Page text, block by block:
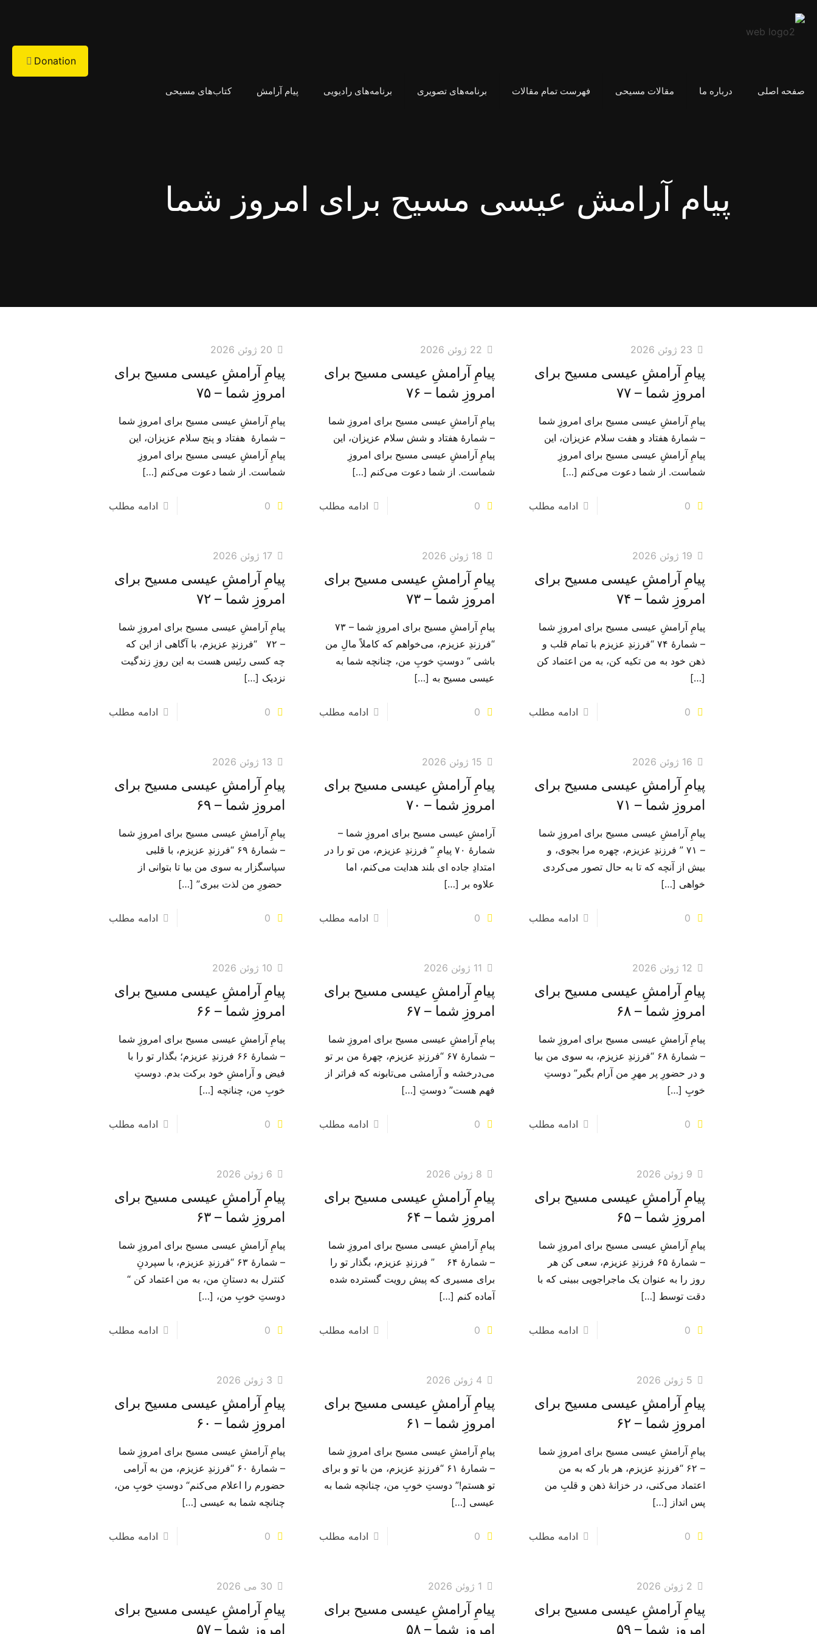
صفحه اصلی درباره ما مقالات مسیحی فهرست تمام مقالات برنامه‌های تصویری برنامه‌های رادیویی پیام آرامش کتاب‌های مسیحی
Donation
پیام آرامش عیسی مسیح برای امروز شما
23 ژوئن 2026
پیامِ آرامشِ عیسی مسیح برای
امروزِ شما – ۷۷
پیامِ آرامشِ عیسی مسیح برای امروزِ شما
– شمارهٔ هفتاد و هفت سلام عزیزان، این
پیامِ آرامشِ عیسی مسیح برای امروزِ
شماست. از شما دعوت می‌‌کنم […]
0 ادامه مطلب
22 ژوئن 2026
پیامِ آرامشِ عیسی مسیح برای
امروزِ شما – ۷۶
پیامِ آرامشِ عیسی مسیح برای امروزِ شما
– شمارهٔ هفتاد و شش سلام عزیزان، این
پیامِ آرامشِ عیسی مسیح برای امروزِ
شماست. از شما دعوت می‌‌کنم […]
0 ادامه مطلب
20 ژوئن 2026
پیامِ آرامشِ عیسی مسیح برای
امروزِ شما – ۷۵
پیامِ آرامشِ عیسی مسیح برای امروزِ شما
– شمارهٔ هفتاد و پنج سلام عزیزان، این
پیامِ آرامشِ عیسی مسیح برای امروزِ
شماست. از شما دعوت می‌‌کنم […]
0 ادامه مطلب
19 ژوئن 2026
پیامِ آرامشِ عیسی مسیح برای
امروزِ شما – ۷۴
پیامِ آرامشِ عیسی مسیح برای امروزِ شما
– شمارهٔ ۷۴ “فرزندِ عزیزم با تمام قلب و
ذهن خود به من تکیه کن، به من اعتماد کن
[…]
0 ادامه مطلب
18 ژوئن 2026
پیامِ آرامشِ عیسی مسیح برای
امروزِ شما – ۷۳
پیامِ آرامشِ مسیح برای امروزِ شما – ۷۳
“فرزندِ عزیزم، می‌خواهم که کاملاً مالِ من
باشی “ دوستِ خوبِ من، چنانچه شما به
عیسی مسیح به […]
0 ادامه مطلب
17 ژوئن 2026
پیامِ آرامشِ عیسی مسیح برای
امروزِ شما – ۷۲
پیامِ آرامشِ عیسی مسیح برای امروزِ شما
– ۷۲ “فرزندِ عزیزم، با آگاهی از این که
چه کسی رئیس هست به این روزِ زندگیت
نزدیک […]
0 ادامه مطلب
16 ژوئن 2026
پیامِ آرامشِ عیسی مسیح برای
امروزِ شما – ۷۱
پیامِ آرامشِ عیسی مسیح برای امروزِ شما
– ۷۱ ” فرزندِ عزیزم، چهره مرا بجوی، و
بیش از آنچه که تا به حال تصور می‌کردی
خواهی […]
0 ادامه مطلب
15 ژوئن 2026
پیامِ آرامشِ عیسی مسیح برای
امروزِ شما – ۷۰
آرامشِ عیسی مسیح برای امروزِ شما –
شمارهٔ ۷۰ پیامِ ” فرزندِ عزیزم، من تو را در
امتدادِ جاده ا‌ی بلند هدایت می‌کنم، اما
علاوه بر […]
0 ادامه مطلب
13 ژوئن 2026
پیامِ آرامشِ عیسی مسیح برای
امروزِ شما – ۶۹
پیامِ آرامشِ عیسی مسیح برای امروزِ شما
– شمارهٔ ۶۹ “فرزندِ عزیزم، با قلبی
سپاسگزار به سوی من بیا تا بتوانی از
حضورِ من لذت ببری”[…]
0 ادامه مطلب
12 ژوئن 2026
پیامِ آرامشِ عیسی مسیح برای
امروزِ شما – ۶۸
پیامِ آرامشِ عیسی مسیح برای امروزِ شما
– شمارهٔ ۶۸ “فرزندِ عزیزم، به سوی من بیا
و در حضورِ پر مهرِ من آرام بگیر” دوستِ
خوبِ […]
0 ادامه مطلب
11 ژوئن 2026
پیامِ آرامشِ عیسی مسیح برای
امروزِ شما – ۶۷
پیامِ آرامشِ عیسی مسیح برای امروزِ شما
– شمارهٔ ۶۷ “فرزندِ عزیزم، چهرهٔ من بر تو
می‌‌درخشه و آرامشی می‌‌تابونه که فراتر از
فهم هست” دوستِ […]
0 ادامه مطلب
10 ژوئن 2026
پیامِ آرامشِ عیسی مسیح برای
امروزِ شما – ۶۶
پیامِ آرامشِ عیسی مسیح برای امروزِ شما
– شمارهٔ ۶۶ فرزندِ عزیزم؛ بگذار تو را با
فیض و آرامشِ خود برکت بدم. دوستِ
خوبِ من، چنانچه […]
0 ادامه مطلب
9 ژوئن 2026
پیامِ آرامشِ عیسی مسیح برای
امروزِ شما – ۶۵
پیامِ آرامشِ عیسی مسیح برای امروزِ شما
– شمارهٔ ۶۵ فرزندِ عزیزم، سعی کن هر
روز را به عنوان یک ماجراجویی ببینی که با
دقت توسط […]
0 ادامه مطلب
8 ژوئن 2026
پیامِ آرامشِ عیسی مسیح برای
امروزِ شما – ۶۴
پیامِ آرامشِ عیسی مسیح برای امروزِ شما
– شمارهٔ ۶۴ ” فرزندِ عزیزم، بگذار تو را
برای مسیری که پیش رویت گسترده شده
آماده کنم […]
0 ادامه مطلب
6 ژوئن 2026
پیامِ آرامشِ عیسی مسیح برای
امروزِ شما – ۶۳
پیامِ آرامشِ عیسی مسیح برای امروزِ شما
– شمارهٔ ۶۳ “فرزندِ عزیزم، با سپردنِ
کنترل به دستانِ من، به من اعتماد کن “
دوستِ خوبِ من، […]
0 ادامه مطلب
5 ژوئن 2026
پیامِ آرامشِ عیسی مسیح برای
امروزِ شما – ۶۲
پیامِ آرامشِ عیسی مسیح برای امروزِ شما
– ۶۲ “فرزندِ عزیزم، هر بار که به من
اعتماد می‌‌کنی، در خزانهٔ ذهن و قلبِ من
پس انداز […]
0 ادامه مطلب
4 ژوئن 2026
پیامِ آرامشِ عیسی مسیح برای
امروزِ شما – ۶۱
پیامِ آرامشِ عیسی مسیح برای امروزِ شما
– شمارهٔ ۶۱ “فرزندِ عزیزم، من با تو و برای
تو هستم!” دوستِ خوبِ من، چنانچه شما به
عیسی […]
0 ادامه مطلب
3 ژوئن 2026
پیامِ آرامشِ عیسی مسیح برای
امروزِ شما – ۶۰
پیامِ آرامشِ عیسی مسیح برای امروزِ شما
– شمارهٔ ۶۰ “فرزندِ عزیزم، من به آرامی
حضورم را اعلام می‌‌کنم“ دوستِ خوبِ من،
چنانچه شما به عیسی […]
0 ادامه مطلب
2 ژوئن 2026
پیامِ آرامشِ عیسی مسیح برای
امروزِ شما – ۵۹
1 ژوئن 2026
پیامِ آرامشِ عیسی مسیح برای
امروزِ شما – ۵۸
30 می 2026
پیامِ آرامشِ عیسی مسیح برای
امروزِ شما – ۵۷